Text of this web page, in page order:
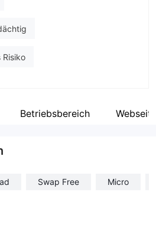
Risiko
Betriebsbereich Webseite
Swap Free Micro